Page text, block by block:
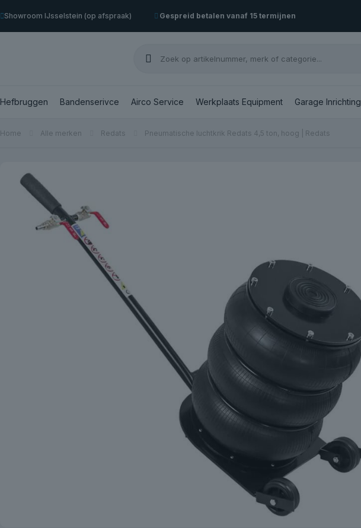
Showroom IJsselstein (op afspraak) Gespreid betalen vanaf 15 termijnen
Hefbruggen Bandenserivce Airco Service Werkplaats Equipment Garage Inrichting
Home Alle merken Redats Pneumatische luchtkrik Redats 4,5 ton, hoog | Redats